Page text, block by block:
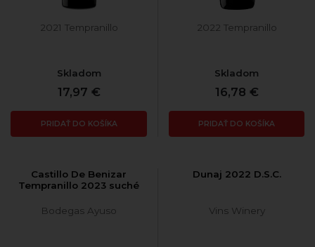
2021 Tempranillo
Skladom
17,97 €
PRIDAŤ DO KOŠÍKA
2022 Tempranillo
Skladom
16,78 €
PRIDAŤ DO KOŠÍKA
Castillo De Benizar
Tempranillo 2023 suché
Bodegas Ayuso
Dunaj 2022 D.S.C.
Vins Winery